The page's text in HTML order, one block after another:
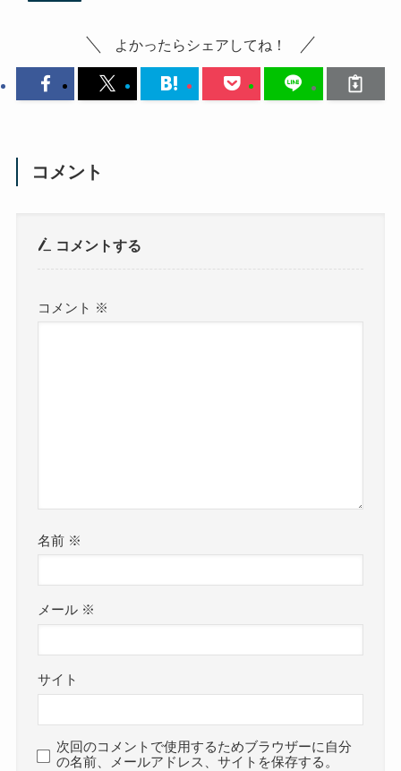
よかったらシェアしてね！
コメント
コメントする
コメント ※
名前 ※
メール ※
サイト
次回のコメントで使用するためブラウザーに自分
の名前、メールアドレス、サイトを保存する。